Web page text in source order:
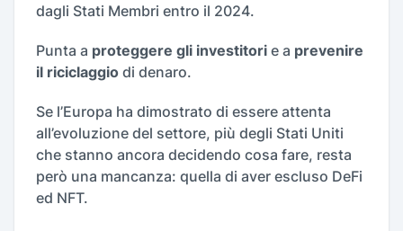
dagli Stati Membri entro il 2024.
Punta a proteggere gli investitori e a prevenire
il riciclaggio di denaro.
Se l’Europa ha dimostrato di essere attenta
all’evoluzione del settore, più degli Stati Uniti
che stanno ancora decidendo cosa fare, resta
però una mancanza: quella di aver escluso DeFi
ed NFT.